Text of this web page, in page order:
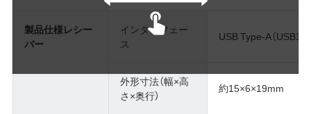
製品仕様レシー
バー
インターフェー
ス
USB Type-A（USB1.1
外形寸法（幅×高
さ×奥行）
約15×6×19mm